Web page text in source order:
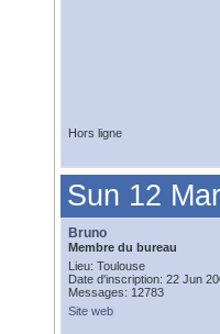
Hors ligne
Sun 12
Bruno
Membre du bureau
Lieu: Toulouse
Date d'inscription: 22 Jun
Messages: 12783
Site web